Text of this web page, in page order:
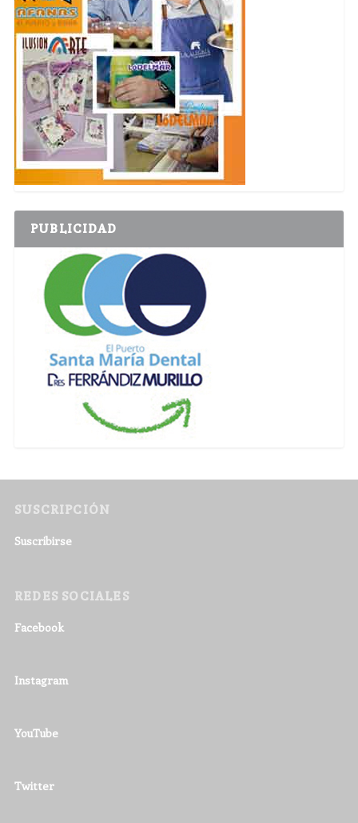
PUBLICIDAD
SUSCRIPCIÓN
Suscribirse
REDES SOCIALES
Facebook
Instagram
YouTube
Twitter